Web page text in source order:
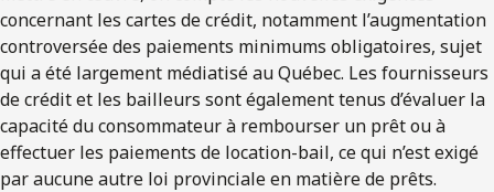
concernant les cartes de crédit, notamment l’augmentation
controversée des paiements minimums obligatoires, sujet
qui a été largement médiatisé au Québec. Les fournisseurs
de crédit et les bailleurs sont également tenus d’évaluer la
capacité du consommateur à rembourser un prêt ou à
effectuer les paiements de location-bail, ce qui n’est exigé
par aucune autre loi provinciale en matière de prêts.